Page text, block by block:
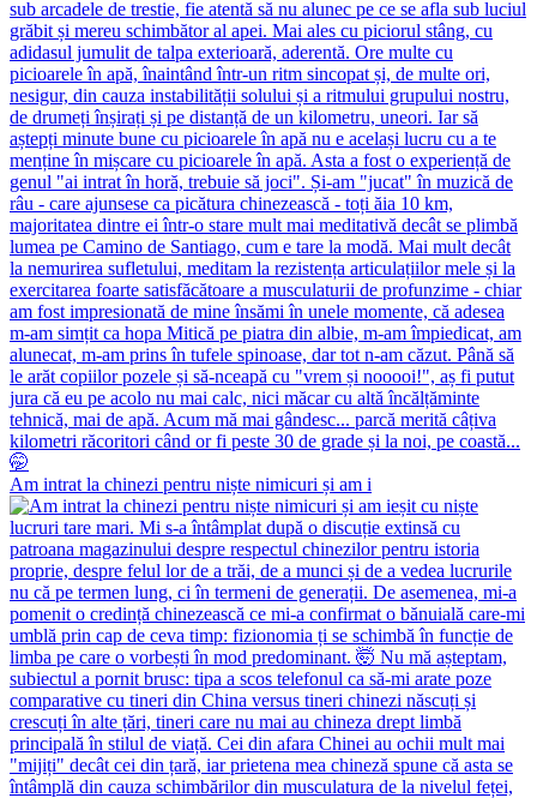
Am intrat la chinezi pentru niște nimicuri și am i